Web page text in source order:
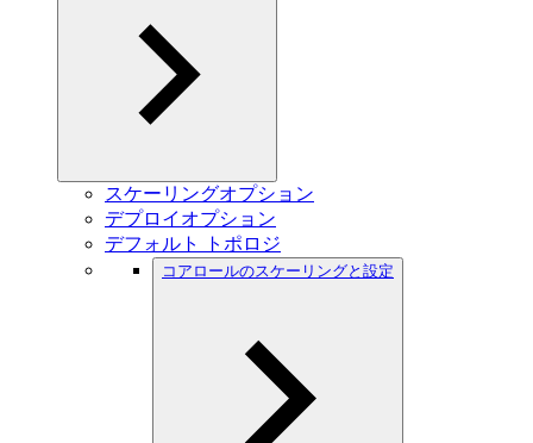
スケーリングオプション
デプロイオプション
デフォルト トポロジ
コアロールのスケーリングと設定